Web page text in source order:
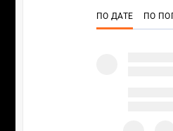
ПО ДАТЕ ПО